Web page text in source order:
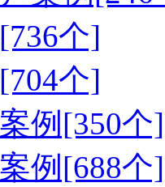
个]
个]
例[350个]
例[688个]